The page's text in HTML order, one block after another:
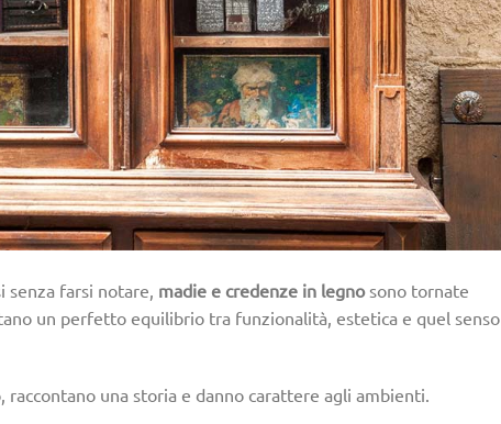
senza farsi notare, madie e credenze in legnosono tornate
un perfetto equilibrio tra funzionalità, estetica e quel senso
una storia e danno carattere agli ambienti.